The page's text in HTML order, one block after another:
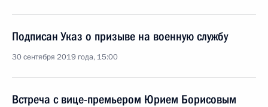
Подписан Указ о призыве на военную службу
30 сентября 2019 года, 15:00
Встреча с вице-премьером Юрием Борисовым